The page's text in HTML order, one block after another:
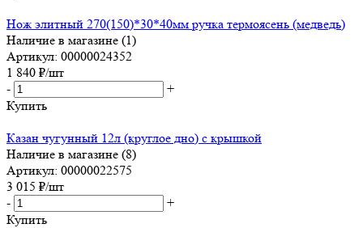
Нож элитный 270(150)*30*40мм ручка термоясень (медведь)
Наличие в магазине (1)
Артикул: 00000024352
1 840 ₽/шт
-
+
Купить
Казан чугунный 12л (круглое дно) с крышкой
Наличие в магазине (8)
Артикул: 00000022575
3 015 ₽/шт
-
+
Купить